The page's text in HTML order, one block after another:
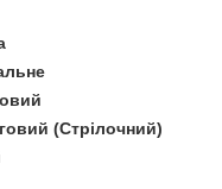
(Стрілочний)